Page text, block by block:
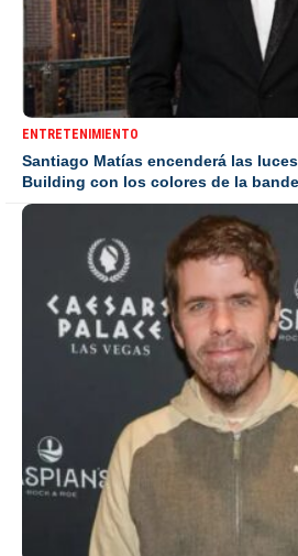
ENTRETENIMIENTO
Santiago Matías encenderá las
Building con los colores de la